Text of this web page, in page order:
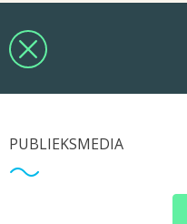
PUBLIEKSMEDIA